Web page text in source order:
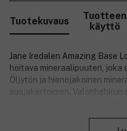
Tuotekuvaus
Tuotteen
käyttö
Jane Iredalen Amazing Base
hoitava mineraalipuuteri, joka
Öljytön ja hienojakoinen
suojakertoimen.
The Skin Cancer